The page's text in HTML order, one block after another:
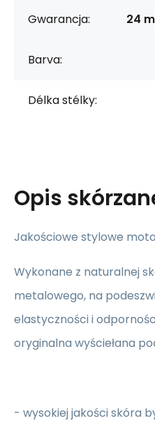
Gwarancja: 24
Barva:
Délka stélky:
Opis
Jakościowe stylowe
Wykonane z naturalnej
metalowego, na
elastyczności i
oryginalna wyściełana
- wysokiej jakości skóra